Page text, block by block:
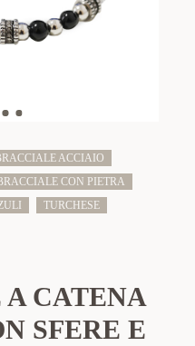
ACCIAIO
BRACCIALE CON PIETRA
TURCHESE
CATENA
SFERE E